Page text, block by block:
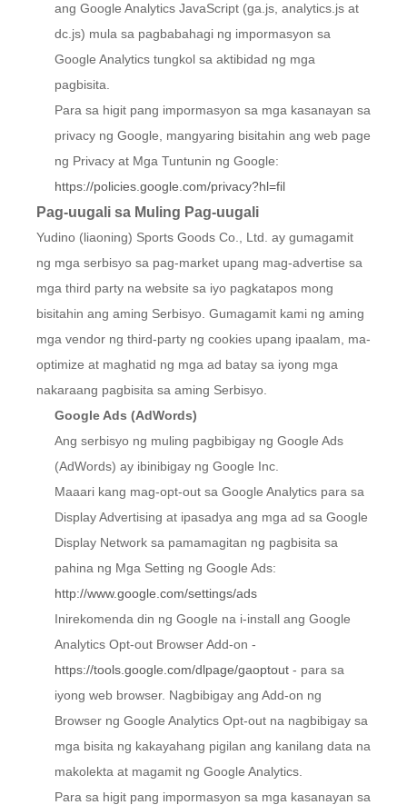
ang Google Analytics JavaScript (ga.js, analytics.js at
dc.js) mula sa pagbabahagi ng impormasyon sa
Google Analytics tungkol sa aktibidad ng mga
pagbisita.
Para sa higit pang impormasyon sa mga kasanayan sa
privacy ng Google, mangyaring bisitahin ang web page
ng Privacy at Mga Tuntunin ng Google:
https://policies.google.com/privacy?hl=fil
Pag-uugali sa Muling Pag-uugali
Yudino (liaoning) Sports Goods Co., Ltd. ay gumagamit
ng mga serbisyo sa pag-market upang mag-advertise sa
mga third party na website sa iyo pagkatapos mong
bisitahin ang aming Serbisyo. Gumagamit kami ng aming
mga vendor ng third-party ng cookies upang ipaalam, ma-
optimize at maghatid ng mga ad batay sa iyong mga
nakaraang pagbisita sa aming Serbisyo.
Google Ads (AdWords)
Ang serbisyo ng muling pagbibigay ng Google Ads
(AdWords) ay ibinibigay ng Google Inc.
Maaari kang mag-opt-out sa Google Analytics para sa
Display Advertising at ipasadya ang mga ad sa Google
Display Network sa pamamagitan ng pagbisita sa
pahina ng Mga Setting ng Google Ads:
http://www.google.com/settings/ads
Inirekomenda din ng Google na i-install ang Google
Analytics Opt-out Browser Add-on -
https://tools.google.com/dlpage/gaoptout - para sa
iyong web browser. Nagbibigay ang Add-on ng
Browser ng Google Analytics Opt-out na nagbibigay sa
mga bisita ng kakayahang pigilan ang kanilang data na
makolekta at magamit ng Google Analytics.
Para sa higit pang impormasyon sa mga kasanayan sa